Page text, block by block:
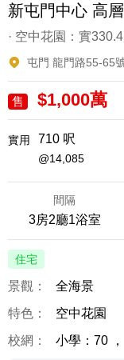
新屯門中心 高層
· 空中花園：實
屯門 龍門路55-65
售 $1,000萬
實用 710 呎
@14,085
間隔
3房2廳1浴室
住宅
景觀：
全海景
特色：
空中花園
校網：
小學：70 ，